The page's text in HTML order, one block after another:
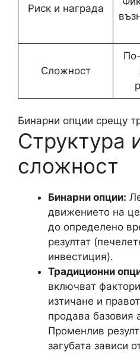
Риск и награда
Сложност
Бинарни опции срещу
Структура
сложност
Бинарни опции:
движението на
до определено
резултат
инвестиция).
Традиционни
включват
изтичане и
продава базовия
Променлив
загубата зависи